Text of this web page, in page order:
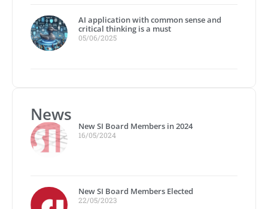
AI application with common sense and
critical thinking is a must
05/06/2025
News
New SI Board Members in 2024
16/05/2024
New SI Board Members Elected
22/05/2023